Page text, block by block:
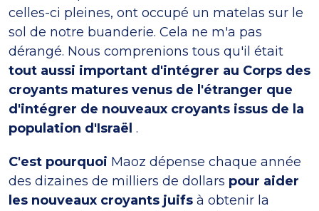
celles-ci pleines, ont occupé un matelas sur le
sol de notre buanderie. Cela ne m'a pas
dérangé. Nous comprenions tous qu'il était
tout aussi important d'intégrer au Corps des
croyants matures venus de l'étranger que
d'intégrer de nouveaux croyants issus de la
population d'Israël .
C'est pourquoi Maoz dépense chaque année
des dizaines de milliers de dollars pour aider
les nouveaux croyants juifs à obtenir la